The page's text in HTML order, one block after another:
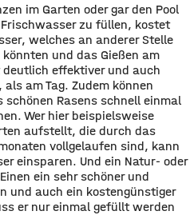
im Garten oder gar den Pool
zu füllen, kostet
welches an anderer Stelle
und das Gießen am
deutlich effektiver und auch
am Tag. Zudem können
schönen Rasens schnell einmal
Wer hier beispielsweise
aufstellt, die durch das
vollgelaufen sind, kann
einsparen. Und ein Natur- oder
ein sehr schöner und
und auch ein kostengünstiger
er nur einmal gefüllt werden